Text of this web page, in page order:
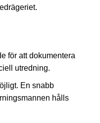
för att dokumentera
utredning.
En snabb
hålls